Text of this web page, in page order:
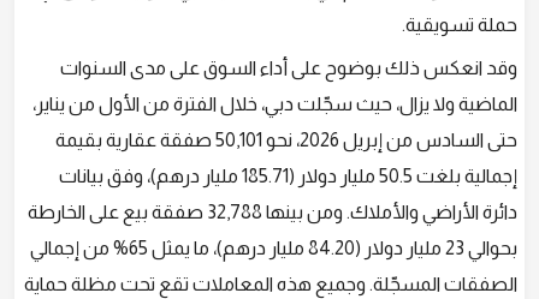
حملة تسويقية.
وقد انعكس ذلك بوضوح على أداء السوق على مدى السنوات
الماضية ولا يزال، حيث سجّلت دبي، خلال الفترة من الأول من يناير،
حتى السادس من إبريل 2026، نحو 50,101 صفقة عقارية بقيمة
إجمالية بلغت 50.5 مليار دولار (185.71 مليار درهم)، وفق بيانات
دائرة الأراضي والأملاك. ومن بينها 32,788 صفقة بيع على الخارطة
بحوالي 23 مليار دولار (84.20 مليار درهم)، ما يمثل 65% من إجمالي
الصفقات المسجّلة. وجميع هذه المعاملات تقع تحت مظلة حماية